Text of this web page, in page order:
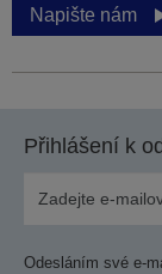
Napište nám
Přihlášení k
Odesláním své e-